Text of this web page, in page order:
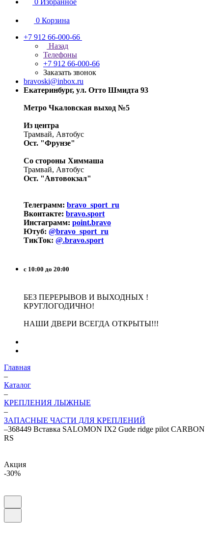
0 Избранное
0 Корзина
+7 912 66-000-66
Назад
Телефоны
+7 912 66-000-66
Заказать звонок
bravoski@inbox.ru
Екатеринбург, ул. Отто Шмидта 93
Метро Чкаловская выход №5
Из центра
Трамвай, Автобус
Ост. "Фрунзе"
Со стороны Химмаша
Трамвай, Автобус
Ост. "Автовокзал"
Телеграмм: bravo_sport_ru
Вконтакте: bravo.sport
Инстаграмм: point.bravo
Ютуб: @bravo_sport_ru
ТикТок: @.bravo.sport
с 10:00 до 20:00
БЕЗ ПЕРЕРЫВОВ И ВЫХОДНЫХ !
КРУГЛОГОДИЧНО!
НАШИ ДВЕРИ ВСЕГДА ОТКРЫТЫ!!!
Главная
–
Каталог
–
КРЕПЛЕНИЯ ЛЫЖНЫЕ
–
ЗАПАСНЫЕ ЧАСТИ ДЛЯ КРЕПЛЕНИЙ
–368449 Вставка SALOMON IX2 Gude ridge pilot CARBON
RS
Акция
-30%